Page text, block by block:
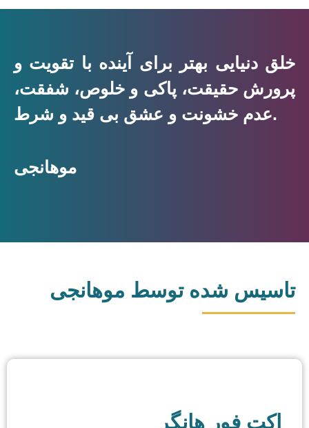
خلق دنیایی بهتر برای آینده با تقویت و
پرورش حقیقت، پاکی و خلوص، شفقت،
عدم خشونت و عشق بی قید و شرط.
موهانجی
تاسیس شده توسط موهانجی
اکت فور هانگر